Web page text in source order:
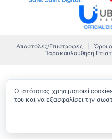
Αποστολές/Eπιστροφές Όροι
Παρακουλούθηση
O ιστότοπος χρησιμοποιεί
του και να εξασφαλίσει την